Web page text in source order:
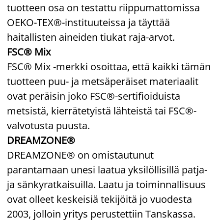
tuotteen osa on testattu riippumattomissa
OEKO-TEX®-instituuteissa ja täyttää
haitallisten aineiden tiukat raja-arvot.
FSC® Mix
FSC® Mix -merkki osoittaa, että kaikki tämän
tuotteen puu- ja metsäperäiset materiaalit
ovat peräisin joko FSC®-sertifioiduista
metsistä, kierrätetyistä lähteistä tai FSC®-
valvotusta puusta.
DREAMZONE®
DREAMZONE® on omistautunut
parantamaan unesi laatua yksilöllisillä patja-
ja sänkyratkaisuilla. Laatu ja toiminnallisuus
ovat olleet keskeisiä tekijöitä jo vuodesta
2003, jolloin yritys perustettiin Tanskassa.